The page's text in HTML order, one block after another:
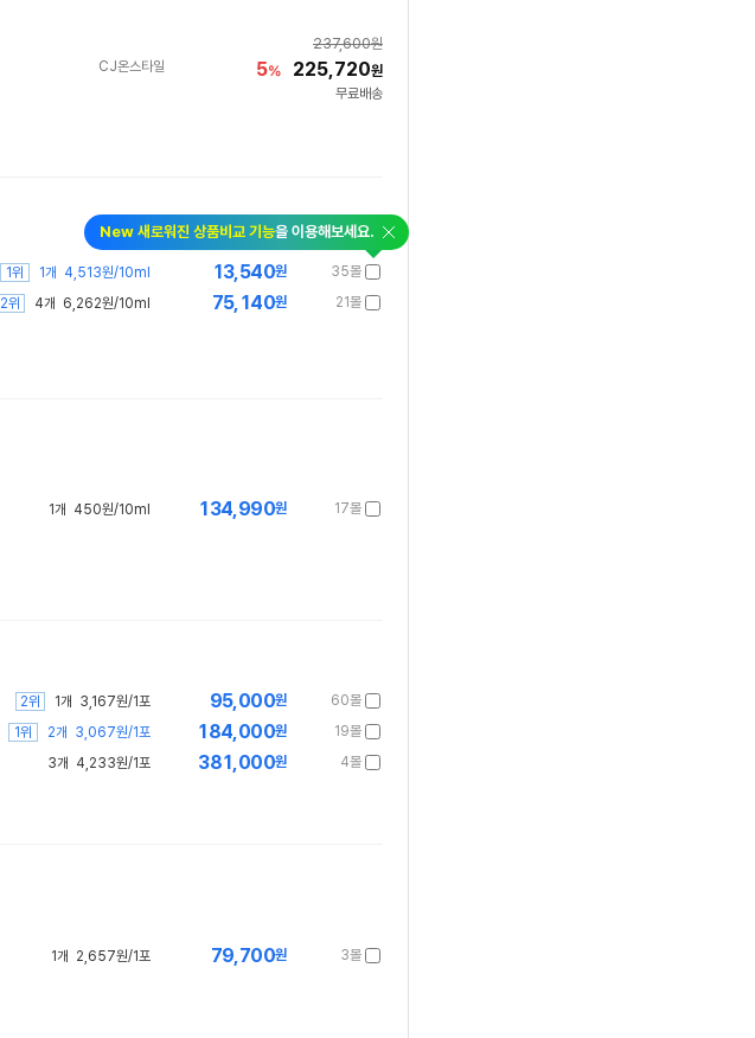
CJ온스타일
237,600원
5% 225,720원
무료배송
New 새로워진 상품비교 기능을 이용해보세요. 닫
기
35몰
13,540원
1위 1개
4,513원/10ml
21몰
75,140원
2위 4개 6,262원/10ml
17몰
134,990원
1개 450원/10ml
60몰
95,000원
2위 1개
3,167원/1포
19몰
184,000원
1위 2개
3,067원/1포
4몰
381,000원
3개 4,233원/1포
3몰
79,700원
1개 2,657원/1포